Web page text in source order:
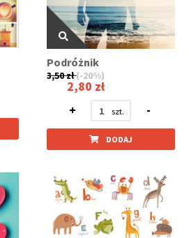
Podróżnik
3,50 zł(-20%)
2,80 zł
+
-
DODAJ